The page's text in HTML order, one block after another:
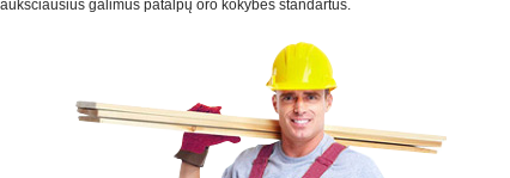
galimus patalpų oro kokybės standartus.